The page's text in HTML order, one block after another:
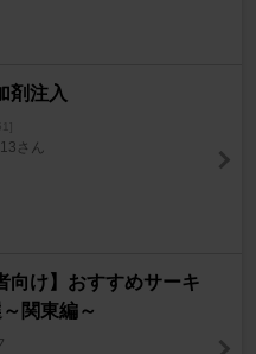
剤注入
さん
向け】おすすめサーキ
関東編～